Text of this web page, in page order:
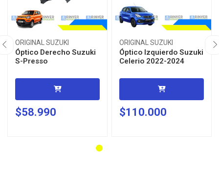
ORIGINAL SUZUKI
Óptico Derecho Suzuki
S-Presso
$58.990
ORIGINAL SUZUKI
Óptico Izquierdo Suzuki
Celerio 2022-2024
$110.000